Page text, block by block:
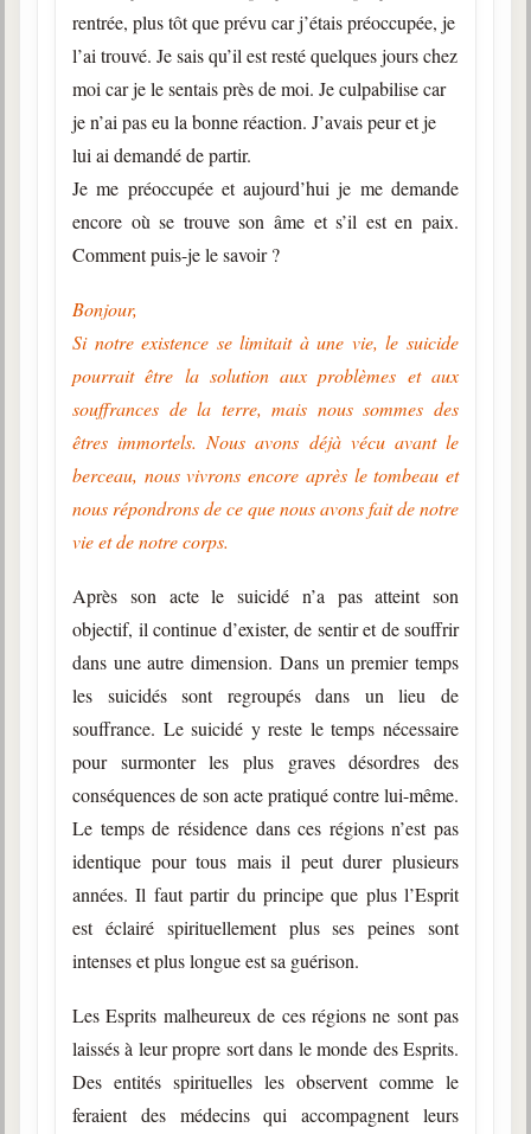
rentrée, plus tôt que prévu car j’étais préoccupée, je
l’ai trouvé. Je sais qu’il est resté quelques jours chez
moi car je le sentais près de moi. Je culpabilise car
je n’ai pas eu la bonne réaction. J’avais peur et je
lui ai demandé de partir.
Je me préoccupée et aujourd’hui je me demande
encore où se trouve son âme et s’il est en paix.
Comment puis-je le savoir ?
Bonjour,
Si notre existence se limitait à une vie, le suicide
pourrait être la solution aux problèmes et aux
souffrances de la terre, mais nous sommes des
êtres immortels. Nous avons déjà vécu avant le
berceau, nous vivrons encore après le tombeau et
nous répondrons de ce que nous avons fait de notre
vie et de notre corps.
Après son acte le suicidé n’a pas atteint son
objectif, il continue d’exister, de sentir et de souffrir
dans une autre dimension. Dans un premier temps
les suicidés sont regroupés dans un lieu de
souffrance. Le suicidé y reste le temps nécessaire
pour surmonter les plus graves désordres des
conséquences de son acte pratiqué contre lui-même.
Le temps de résidence dans ces régions n’est pas
identique pour tous mais il peut durer plusieurs
années. Il faut partir du principe que plus l’Esprit
est éclairé spirituellement plus ses peines sont
intenses et plus longue est sa guérison.
Les Esprits malheureux de ces régions ne sont pas
laissés à leur propre sort dans le monde des Esprits.
Des entités spirituelles les observent comme le
feraient des médecins qui accompagnent leurs